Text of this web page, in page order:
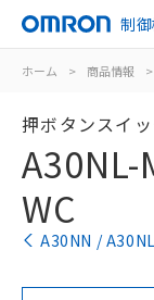
制
ホーム > 商品情報 >
押ボタンスイ
A30NL-
WC
A30NN /